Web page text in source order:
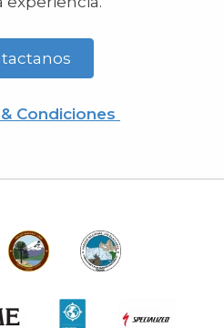
Condiciones